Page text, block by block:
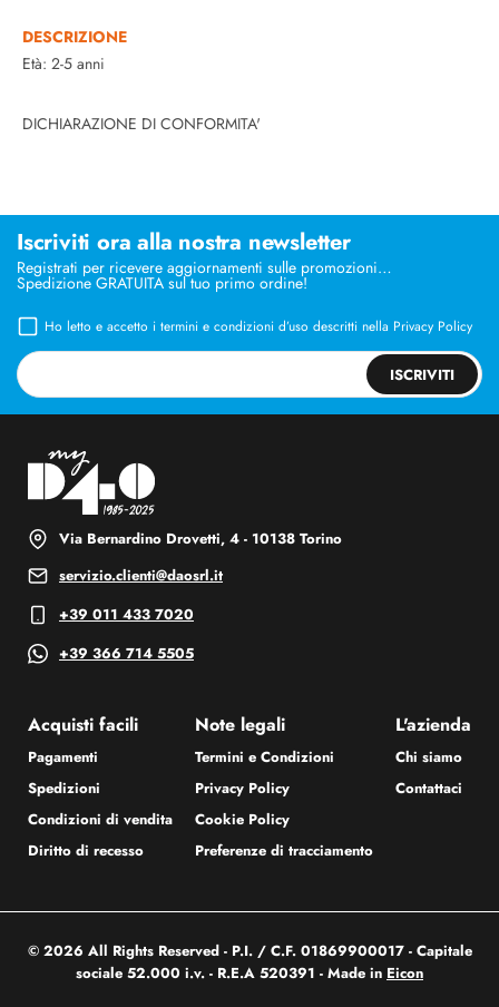
DESCRIZIONE
Età: 2-5 anni
DICHIARAZIONE DI CONFORMITA'
Iscriviti ora alla nostra newsletter
Registrati per ricevere aggiornamenti sulle promozioni…
Spedizione GRATUITA sul tuo primo ordine!
Ho letto e accetto i termini e condizioni d’uso descritti nella Privacy Policy
ISCRIVITI
Via Bernardino Drovetti, 4 - 10138 Torino
servizio.clienti@daosrl.it
+39 011 433 7020
+39 366 714 5505
Acquisti facili
Pagamenti
Spedizioni
Condizioni di vendita
Diritto di recesso
Note legali
Termini e Condizioni
Privacy Policy
Cookie Policy
Preferenze di tracciamento
L'azienda
Chi siamo
Contattaci
© 2026 All Rights Reserved - P.I. / C.F. 01869900017 - Capitale
sociale 52.000 i.v. - R.E.A 520391 - Made in Eicon